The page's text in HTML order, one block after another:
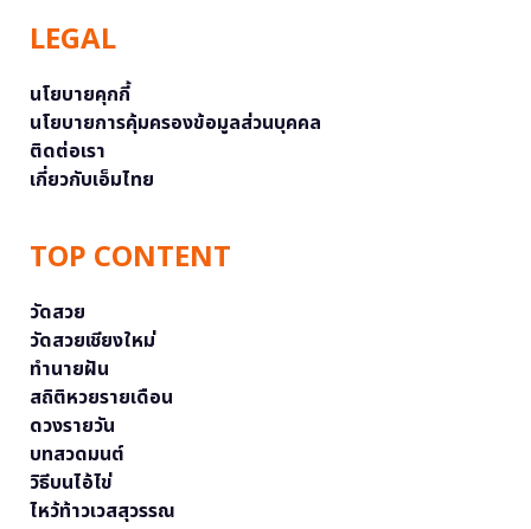
LEGAL
นโยบายคุกกี้
นโยบายการคุ้มครองข้อมูลส่วนบุคคล
ติดต่อเรา
เกี่ยวกับเอ็มไทย
TOP CONTENT
วัดสวย
วัดสวยเชียงใหม่
ทำนายฝัน
สถิติหวยรายเดือน
ดวงรายวัน
บทสวดมนต์
วิธีบนไอ้ไข่
ไหว้ท้าวเวสสุวรรณ